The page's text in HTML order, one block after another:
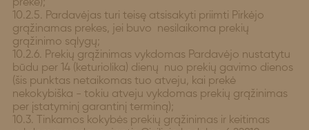
prekė);
10.2.5. Pardavėjas turi teisę atsisakyti priimti Pirkėjo
grąžinamas prekes, jei buvo nesilaikoma prekių
grąžinimo sąlygų;
10.2.6. Prekių grąžinimas vykdomas Pardavėjo nustatytu
būdu per 14 (keturiolika) dienų nuo prekių gavimo dienos
(šis punktas netaikomas tuo atveju, kai prekė
nekokybiška - tokiu atveju vykdomas prekių grąžinimas
per įstatyminį garantinį terminą);
10.3. Tinkamos kokybės prekių grąžinimas ir keitimas